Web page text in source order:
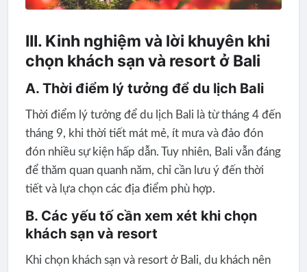
III. Kinh nghiệm và lời khuyên khi
chọn khách sạn và resort ở Bali
A. Thời điểm lý tưởng để du lịch Bali
Thời điểm lý tưởng để du lịch Bali là từ tháng 4 đến
tháng 9, khi thời tiết mát mẻ, ít mưa và đảo đón
đón nhiều sự kiện hấp dẫn. Tuy nhiên, Bali vẫn đáng
để thăm quan quanh năm, chỉ cần lưu ý đến thời
tiết và lựa chọn các địa điểm phù hợp.
B. Các yếu tố cần xem xét khi chọn
khách sạn và resort
Khi chọn khách sạn và resort ở Bali, du khách nên